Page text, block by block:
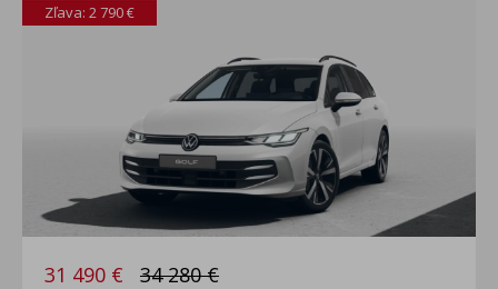
Zľava: 2 790 €
31 490 € 34 280 €